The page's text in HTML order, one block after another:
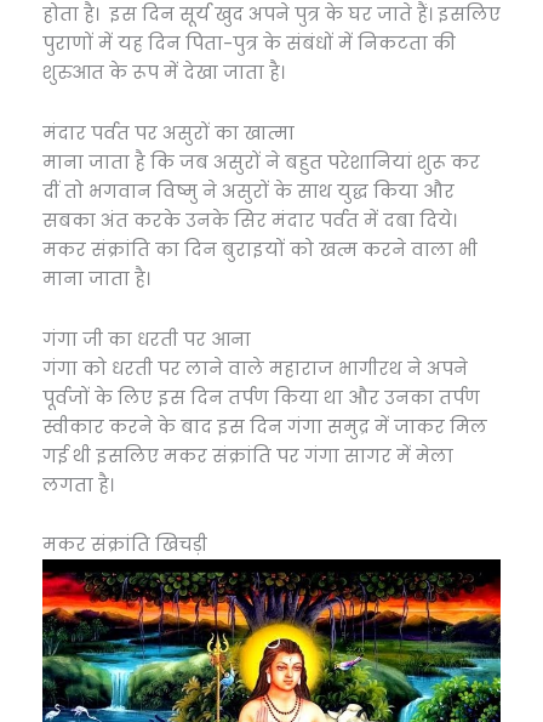
होता है। इस दिन सूर्य खुद अपने पुत्र के घर जाते हैं। इसलिए
पुराणों में यह दिन पिता-पुत्र के संबंधों में निकटता की
शुरुआत के रूप में देखा जाता है।
मंदार पर्वत पर असुरों का खात्मा
माना जाता है कि जब असुरों ने बहुत परेशानियां शुरू कर
दीं तो भगवान विष्मु ने असुरों के साथ युद्ध किया और
सबका अंत करके उनके सिर मंदार पर्वत में दबा दिये।
मकर संक्रांति का दिन बुराइयों को खत्म करने वाला भी
माना जाता है।
गंगा जी का धरती पर आना
गंगा को धरती पर लाने वाले महाराज भागीरथ ने अपने
पूर्वजों के लिए इस दिन तर्पण किया था और उनका तर्पण
स्वीकार करने के बाद इस दिन गंगा समुद्र में जाकर मिल
गई थी इसलिए मकर संक्रांति पर गंगा सागर में मेला
लगता है।
मकर संक्रांति खिचड़ी